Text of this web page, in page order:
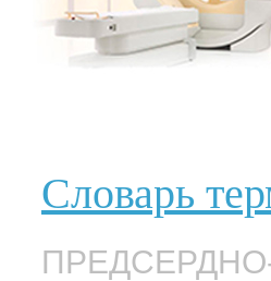
Словарь